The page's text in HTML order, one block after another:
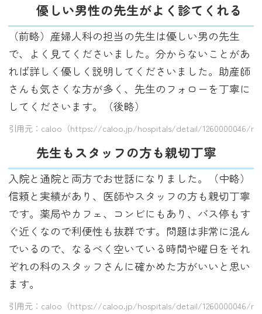
優しい男性の先生がよく診てくれる
（前略）産婦人科の担当の先生は優しい男の先生
で、よく見てくださいました。分からないことがあ
れば詳しく優しく説明してくださいました。助産師
さんも気さくな方が多く、先生のフォローを丁寧に
してくださいます。（後略）
引用元：caloo（https://caloo.jp/hospitals/detail/1260000046/
先生もスタッフの方も親切丁寧
入院と通院と両方でお世話になりました。（中略）
信頼と実績があり、医師やスタッフの方も親切丁寧
です。薬局やカフェ、コンビにもあり、バス停もす
ぐ近くなので利便性も抜群です。問題は非常に混ん
でいるので、なるべく空いている時間や曜日をそれ
ぞれの科のスタッフさんに確かめた方がいいと思い
ます。
引用元：caloo（https://caloo.jp/hospitals/detail/1260000046/